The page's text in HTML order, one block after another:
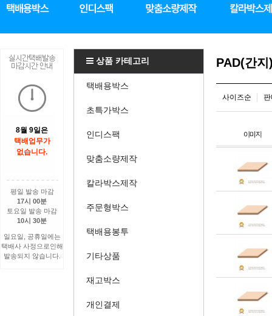
8월 9일은
택배업무가
없습니다.
평일 발송 마감
17시 00분
토요일 발송 마감
10시 30분
일요일, 공휴일에는
택배사 사정으로인해
발송되지 않습니다.
상품 카테고리
택배용박스
초특가박스
인디스팩
맞춤소량제작
칼라박스제작
주문형박스
택배용봉투
기타상품
재고박스
개인결제
PAD(간
사이즈순